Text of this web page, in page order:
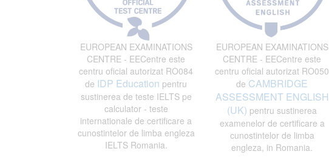
EUROPEAN EXAMINATIONS
CENTRE - EECentre este
centru oficial autorizat RO084
de IDP Education pentru
sustinerea de teste IELTS pe
calculator - teste
internationale de certificare a
cunostintelor de limba engleza
IELTS Romania.
EUROPEAN EXAMINATIONS
CENTRE - EECentre este
centru oficial autorizat RO050
de CAMBRIDGE
ASSESSMENT ENGLISH
(UK) pentru sustinerea
examenelor de certificare a
cunostintelor de limba
engleza, in Romania.